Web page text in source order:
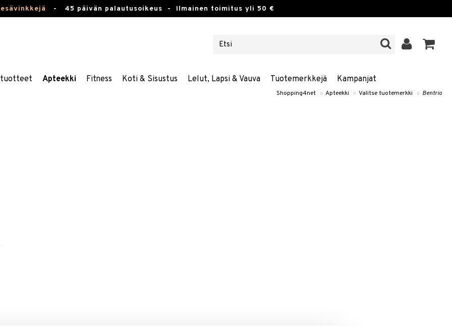
- 45 päivän palautusoikeus - Ilmainen toimitus yli 50 €
Apteekki Fitness Koti & Sisustus Lelut, Lapsi & Vauva Tuotemerkkejä Kampanjat
Shopping4net » Apteekki » Valitse tuotemerkki » Bentrio